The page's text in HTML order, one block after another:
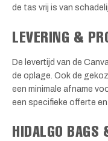
de tas vrij is van
LEVERING &
De levertijd van de
de oplage. Ook de
een minimale afname
een specifieke offerte
HIDALGO BAGS